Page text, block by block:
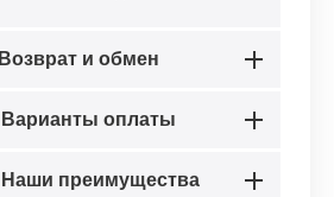
Возврат и обмен
Варианты оплаты
Наши преимущества